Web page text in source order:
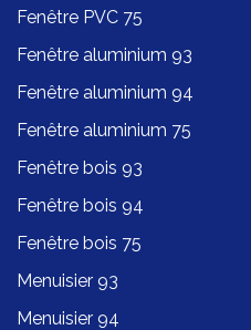
Fenêtre PVC 75
Fenêtre aluminium 93
Fenêtre aluminium 94
Fenêtre aluminium 75
Fenêtre bois 93
Fenêtre bois 94
Fenêtre bois 75
Menuisier 93
Menuisier 94